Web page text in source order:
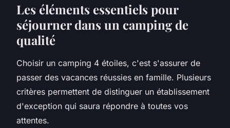
Les éléments essentiels pour
séjourner dans un camping de
qualité
Choisir un camping 4 étoiles, c'est s'assurer de
passer des vacances réussies en famille. Plusieurs
critères permettent de distinguer un établissement
d'exception qui saura répondre à toutes vos
attentes.